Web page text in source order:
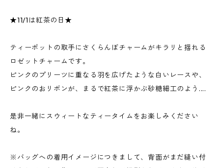
★11/1は紅茶の日★
ティーポットの取手にさくらんぼチャームがキラリと揺れる
ロゼットチャームです。
ピンクのプリーツに重なる羽を広げたような白いレースや、
ピンクのおリボンが、まるで紅茶に浮かぶ砂糖細工のよう....
是非一緒にスウィートなティータイムをお楽しみください
ね。
※バッグへの着用イメージにつきまして、背面がまだ縫い付